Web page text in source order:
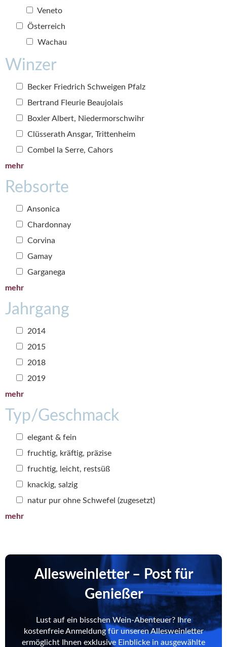
Veneto
Österreich
Wachau
Winzer
Becker Friedrich Schweigen Pfalz
Bertrand Fleurie Beaujolais
Boxler Albert, Niedermorschwihr
Clüsserath Ansgar, Trittenheim
Combel la Serre, Cahors
mehr
Rebsorte
Ansonica
Chardonnay
Corvina
Gamay
Garganega
mehr
Jahrgang
2014
2015
2018
2019
mehr
Typ/Geschmack
elegant & fein
fruchtig, kräftig, präzise
fruchtig, leicht, restsüß
knackig, salzig
natur pur ohne Schwefel (zugesetzt)
mehr
Allesweinletter – Post für
Genießer
Lust auf ein bisschen Wein-Abenteuer? Ihre
kostenfreie Anmeldung für unseren Allesweinletter
ermöglicht Ihnen exklusive Einblicke in ausgewählte